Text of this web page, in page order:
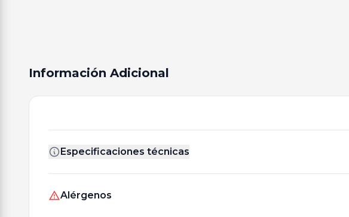
Información Adicional
Especificaciones técnicas
Alérgenos